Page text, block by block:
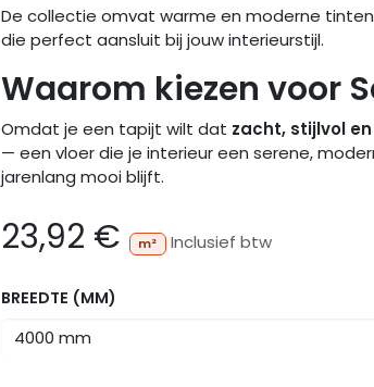
De collectie omvat warme en moderne
die perfect aansluit bij jouw interieurstijl.
Waarom kiezen voor
Omdat je een tapijt wilt dat zacht, stijlvol
— een vloer die je interieur een serene,
jarenlang mooi blijft.
23,92 € m² Inclusief btw
BREEDTE (MM)